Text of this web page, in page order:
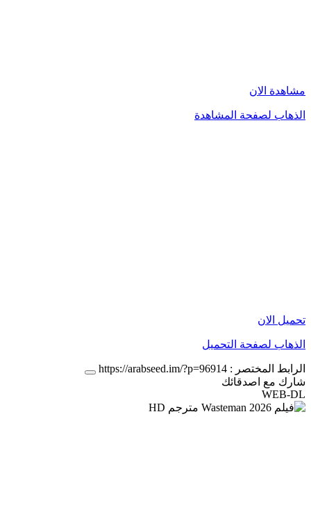
مشاهدة الان
الذهاب لصفحة المشاهدة
تحميل الان
الذهاب لصفحة التحميل
الرابط المختصر : https://arabseed.im/?p=96914
شارك مع اصدقائك
WEB-DL